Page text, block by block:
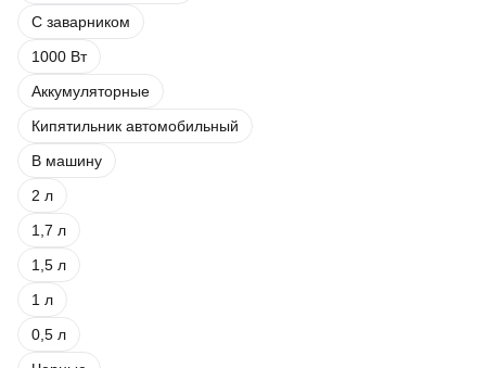
С заварником
1000 Вт
Аккумуляторные
Кипятильник автомобильный
В машину
2 л
1,7 л
1,5 л
1 л
0,5 л